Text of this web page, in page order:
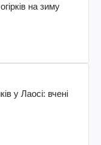
на зиму
у Лаосі: вчені